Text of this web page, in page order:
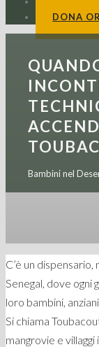
DONA
Bambini nel
C’è un
Senegal, dove ogni
loro bambini,
Si chiama
mangrovie e